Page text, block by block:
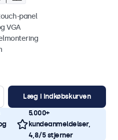
panel
VGA
Læg i indkøbskurven
5.000+
kundeanmeldelser,
4,8/5 stjerner